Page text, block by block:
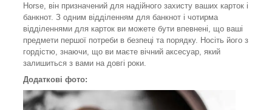
Horse, він призначений для надійного захисту ваших карток і
банкнот. З одним відділенням для банкнот і чотирма
відділеннями для карток ви можете бути впевнені, що ваші
предмети першої потреби в безпеці та порядку. Носіть його з
гордістю, знаючи, що ви маєте вічний аксесуар, який
залишиться з вами на довгі роки.
Додаткові фото: